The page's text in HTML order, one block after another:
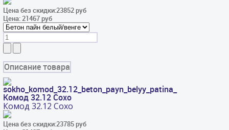
Цена без скидки:23852 руб
Цена: 21467 руб
Описание товара
Комод 32.12 Сохо
Комод 32.12 Сохо
Цена без скидки:23785 руб